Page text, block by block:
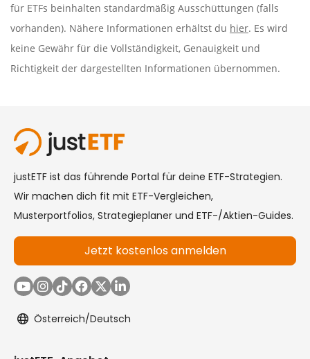
für ETFs beinhalten standardmäßig Ausschüttungen (falls
vorhanden). Nähere Informationen erhältst du hier. Es wird
keine Gewähr für die Vollständigkeit, Genauigkeit und
Richtigkeit der dargestellten Informationen übernommen.